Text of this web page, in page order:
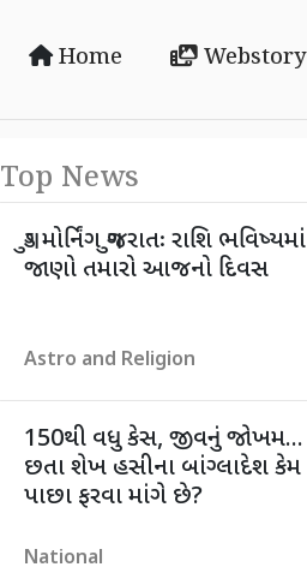
Home Webstory
Top News
ગુડ મોર્નિંગ ગુજરાતઃ રાશિ ભવિષ્યમાં
જાણો તમારો આજનો દિવસ
Astro and Religion
150થી વધુ કેસ, જીવનું જોખમ...
છતા શેખ હસીના બાંગ્લાદેશ કેમ
પાછા ફરવા માંગે છે?
National